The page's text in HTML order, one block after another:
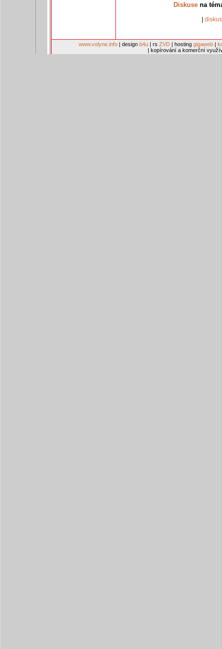
Diskuse na
www.volyne.info | design b4u | rs ZVD | hosting gigaweb |
| kopírování a komerční